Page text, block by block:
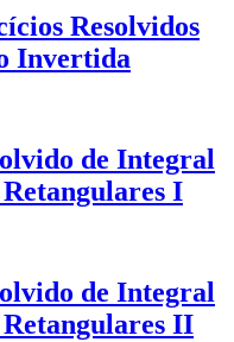
Resolvidos
Invertida
de Integral
I
de Integral
II